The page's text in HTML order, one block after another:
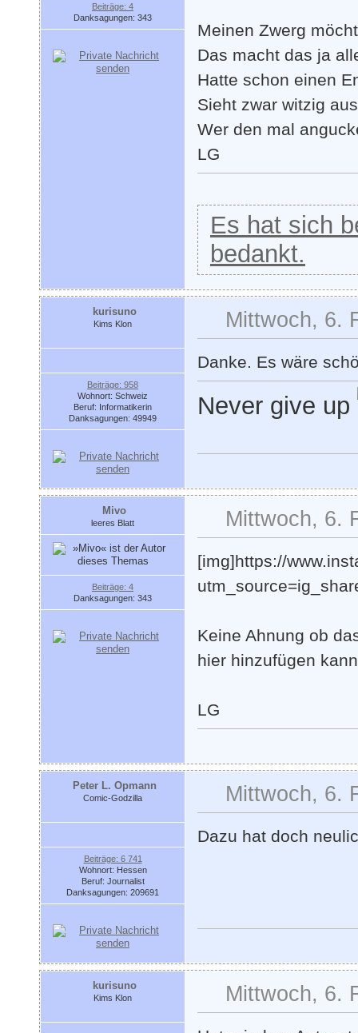
Beiträge: 4
Danksagungen: 343
Meinen Zwerg
Das macht das ja
Hatte schon einen
Sieht zwar witzig
Wer den mal
LG
Es hat sich
bedankt.
kurisuno
Kims Klon
Beiträge: 958
Wohnort: Schweiz
Beruf: Informatikerin
Danksagungen: 49949
Mittwoch, 6.
Danke. Es wäre
Never give up
Mivo
leeres Blatt
Beiträge: 4
Danksagungen: 343
Mittwoch, 6.
[img]https://
Keine Ahnung ob
hier hinzufügen
LG
Peter L. Opmann
Comic-Godzilla
Beiträge: 6 741
Wohnort: Hessen
Beruf: Journalist
Danksagungen: 209691
Mittwoch, 6.
Dazu hat doch
kurisuno
Kims Klon Mittwoch, 6.